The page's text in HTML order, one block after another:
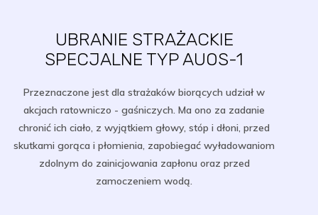
UBRANIE STRAŻACKIE
SPECJALNE TYP AUOS-1
Przeznaczone jest dla strażaków biorących udział w
akcjach ratowniczo - gaśniczych. Ma ono za zadanie
chronić ich ciało, z wyjątkiem głowy, stóp i dłoni, przed
skutkami gorąca i płomienia, zapobiegać wyładowaniom
zdolnym do zainicjowania zapłonu oraz przed
zamoczeniem wodą.